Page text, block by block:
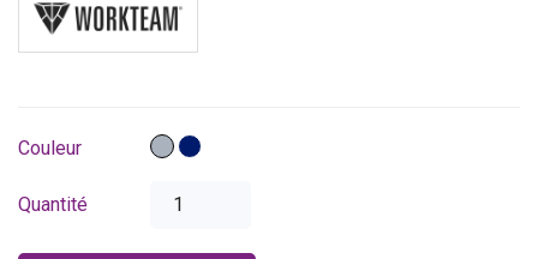
Couleur GrisBleu
Quantité